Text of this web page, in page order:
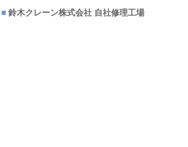
■ 鈴木クレーン株式会社 自社修理工場